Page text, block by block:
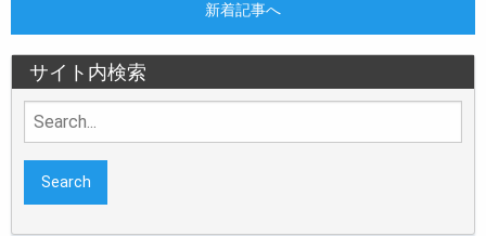
新着記事へ
サイト内検索
Search
for: